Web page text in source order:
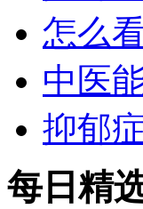
怎么
中医
抑郁
每日精